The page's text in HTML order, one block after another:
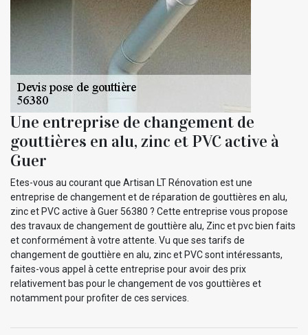
Une entreprise de changement de
gouttières en alu, zinc et PVC active à
Guer
Etes-vous au courant que Artisan LT Rénovation est une
entreprise de changement et de réparation de gouttières en alu,
zinc et PVC active à Guer 56380 ? Cette entreprise vous propose
des travaux de changement de gouttière alu, Zinc et pvc bien faits
et conformément à votre attente. Vu que ses tarifs de
changement de gouttière en alu, zinc et PVC sont intéressants,
faites-vous appel à cette entreprise pour avoir des prix
relativement bas pour le changement de vos gouttières et
notamment pour profiter de ces services.